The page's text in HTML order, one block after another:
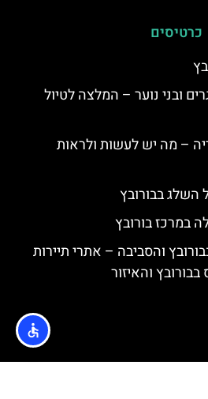
כרטיסים
ובני נוער – המלצה לטיול
– מה יש לעשות ולראות
השלג בבורובץ
במרכז בורובץ
והסביבה – אתרי תיירות
והאיזור